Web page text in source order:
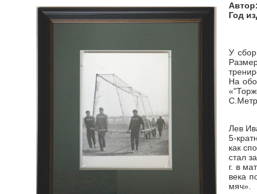
Автор:
Год
У
На
Лев
5-
как
стал
г. в
века
мяч».